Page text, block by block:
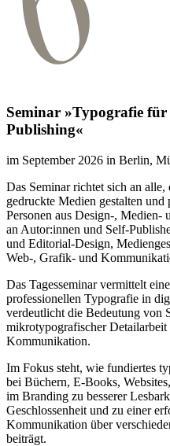
Seminar »Typografie
Publishing«
im September 2026 in Berlin,
Das Seminar richtet sich an
gedruckte Medien gestalten und
Personen aus Design-,
an Autor:innen und Self-
und Editorial-Design,
Web-, Grafik- und
Das Tagesseminar vermittelt
profes­sionellen Typografie in
verdeutlicht die Bedeutung von
mikrotypografischer
Kommunikation.
Im Fokus steht, wie fundiertes
bei Büchern, E-Books,
im Branding zu besserer
Geschlossenheit und zu einer
Kommunikation über
beiträgt.